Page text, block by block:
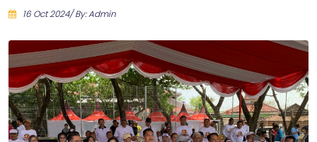
16 Oct 2024/ By: Admin